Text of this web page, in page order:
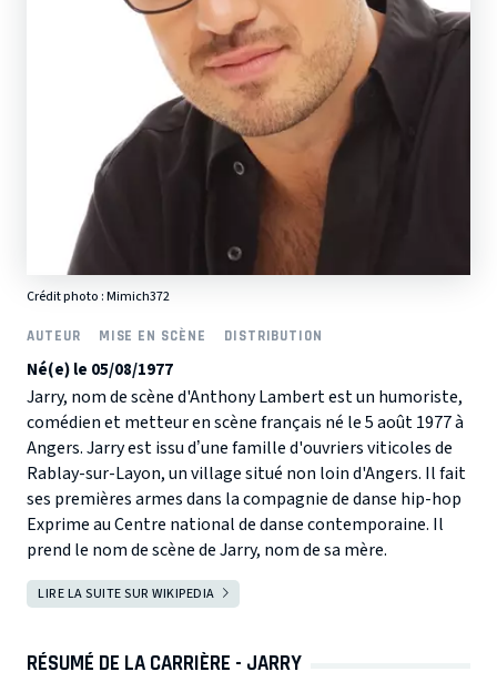
Crédit photo :Mimich372
AUTEUR MISE EN SCÈNE DISTRIBUTION
Né(e) le 05/08/1977
Jarry, nom de scène d'Anthony Lambert est un humoriste,
comédien et metteur en scène français né le 5 août 1977 à
Angers. Jarry est issu d’une famille d'ouvriers viticoles de
Rablay-sur-Layon, un village situé non loin d'Angers. Il fait
ses premières armes dans la compagnie de danse hip-hop
Exprime au Centre national de danse contemporaine. Il
prend le nom de scène de Jarry, nom de sa mère.
LIRE LA SUITE SUR WIKIPEDIA
RÉSUMÉ DE LA CARRIÈRE - JARRY